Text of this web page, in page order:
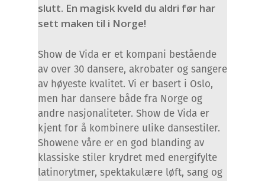
slutt. En magisk kveld du aldri før har
sett maken til i Norge!
Show de Vida er et kompani bestående
av over 30 dansere, akrobater og sangere
av høyeste kvalitet. Vi er basert i Oslo,
men har dansere både fra Norge og
andre nasjonaliteter. Show de Vida er
kjent for å kombinere ulike dansestiler.
Showene våre er en god blanding av
klassiske stiler krydret med energifylte
latinorytmer, spektakulære løft, sang og